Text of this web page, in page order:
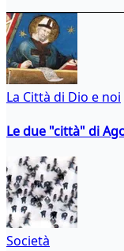
La Città di Dio e noi
Le due "città" di
Società